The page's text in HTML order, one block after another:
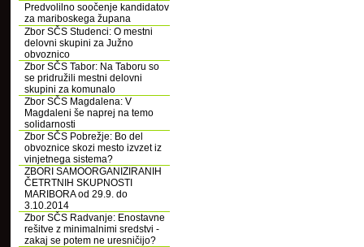
Predvolilno soočenje kandidatov
za mariboskega župana
Zbor SČS Studenci: O mestni
delovni skupini za Južno
obvoznico
Zbor SČS Tabor: Na Taboru so
se pridružili mestni delovni
skupini za komunalo
Zbor SČS Magdalena: V
Magdaleni še naprej na temo
solidarnosti
Zbor SČS Pobrežje: Bo del
obvoznice skozi mesto izvzet iz
vinjetnega sistema?
ZBORI SAMOORGANIZIRANIH
ČETRTNIH SKUPNOSTI
MARIBORA od 29.9. do
3.10.2014
Zbor SČS Radvanje: Enostavne
rešitve z minimalnimi sredstvi -
zakaj se potem ne uresničijo?